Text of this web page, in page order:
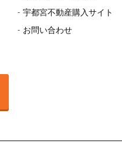
宇都宮不動産購入サイト
お問い合わせ